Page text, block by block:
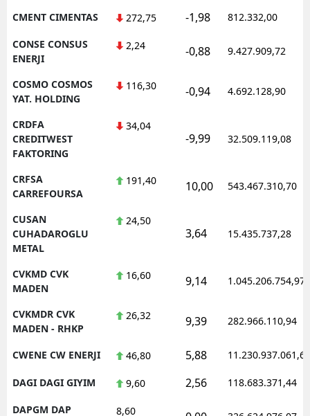
CMENT CIMENTAS 272,75 -1,98 812.332,00
CONSE CONSUS
ENERJI
2,24 -0,88 9.427.909,72
COSMO COSMOS
YAT. HOLDING
116,30 -0,94 4.692.128,90
CRDFA
CREDITWEST
FAKTORING
34,04
-9,99 32.509.119,08
CRFSA
CARREFOURSA
191,40 10,00 543.467.310,70
CUSAN
CUHADAROGLU
METAL
24,50
3,64 15.435.737,28
CVKMD CVK
MADEN
16,60 9,14 1.045.206.754,97
CVKMDR CVK
MADEN - RHKP
26,32 9,39 282.966.110,94
CWENE CW ENERJI 46,80 5,88 11.230.937.061,62
DAGI DAGI GIYIM 9,60 2,56 118.683.371,44
DAPGM DAP
8,60